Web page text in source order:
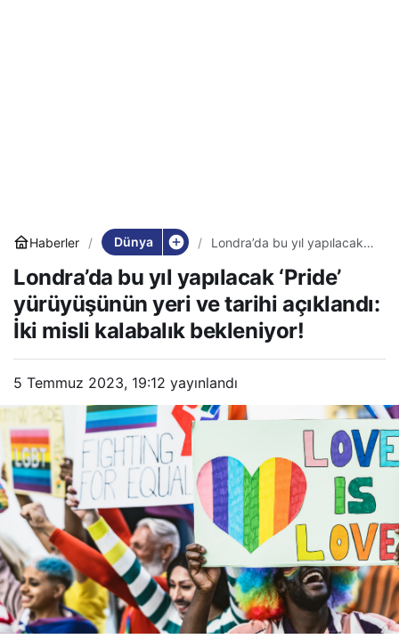
Haberler Dünya
Londra’da bu yıl yapılacak
tarihi açıklandı: İki misli
kalabalık bekleniyor!
Londra’da bu yıl yapılacak ‘Pride’
yürüyüşünün yeri ve tarihi açıklandı:
İki misli kalabalık bekleniyor!
5 Temmuz 2023, 19:12 yayınlandı